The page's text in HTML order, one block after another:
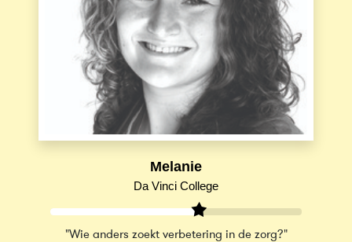
Melanie
Da Vinci College
"Wie anders zoekt verbetering in de zorg?"